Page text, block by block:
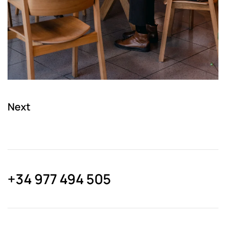
Next
+34 977 494 505